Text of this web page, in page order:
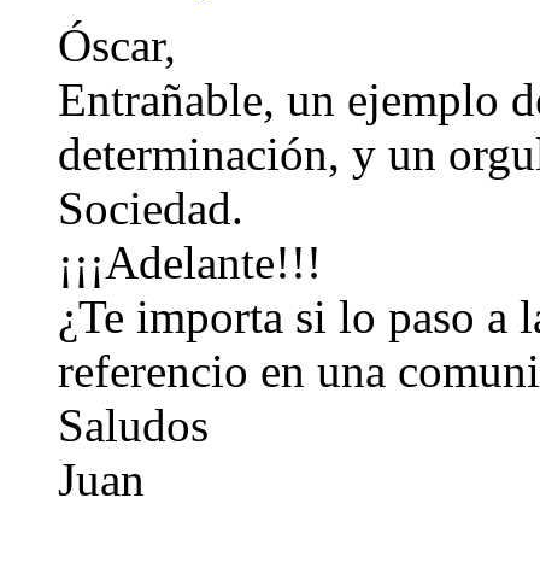
Óscar,
Entrañable, un ejemplo
determinación, y un
Sociedad.
¡¡¡Adelante!!!
¿Te importa si lo paso a
referencio en una
Saludos
Juan